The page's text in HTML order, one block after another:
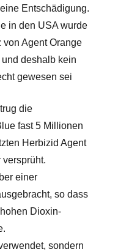
Entschädigung.
in den USA wurde
Agent Orange
und deshalb kein
gewesen sei
die
fast 5 Millionen
Herbizid Agent
einer
so dass
Dioxin-
sondern